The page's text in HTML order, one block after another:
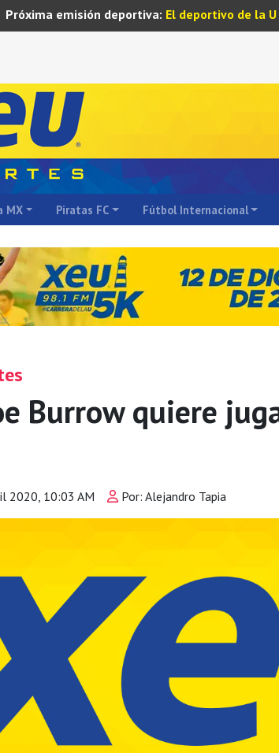
Próxima emisión deportiva: El deportivo de la
MX Piratas FC Fútbol Internacional
Burrow quiere
2020, 10:03 AM Por: Alejandro Tapia